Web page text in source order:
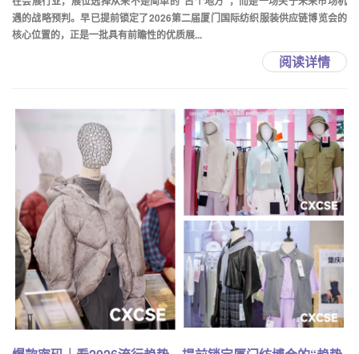
遇的战略预判。早已提前锁定了2026第二届厦门国际纺织服装供应链博览会的
核心位置的，正是一批具有前瞻性的优质展...
阅读详情